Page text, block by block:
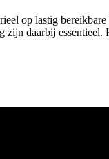
op lastig bereikbare
zijn daarbij essentieel.